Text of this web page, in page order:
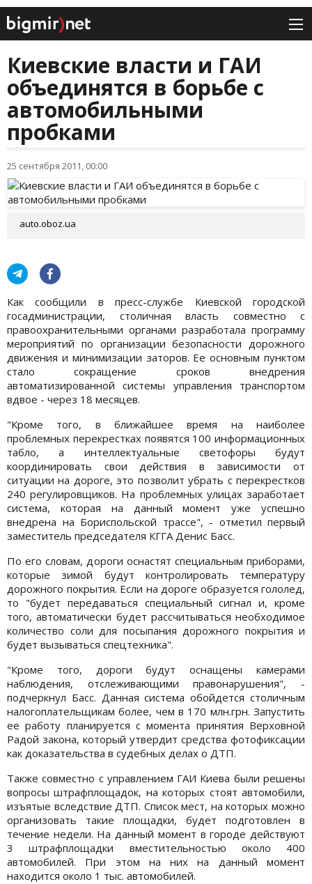
Киевские власти и ГАИ
объединятся в борьбе с
автомобильными
пробками
25 сентября 2011, 00:00
auto.oboz.ua
Как сообщили в пресс-службе Киевской городской
госадминистрации, столичная власть совместно с
правоохранительными органами разработала программу
мероприятий по организации безопасности дорожного
движения и минимизации заторов. Ее основным пунктом
стало сокращение сроков внедрения
автоматизированной системы управления транспортом
вдвое - через 18 месяцев.
"Кроме того, в ближайшее время на наиболее
проблемных перекрестках появятся 100 информационных
табло, а интеллектуальные светофоры будут
координировать свои действия в зависимости от
ситуации на дороге, это позволит убрать с перекрестков
240 регулировщиков. На проблемных улицах заработает
система, которая на данный момент уже успешно
внедрена на Бориспольской трассе", - отметил первый
заместитель председателя КГГА Денис Басс.
По его словам, дороги оснастят специальным приборами,
которые зимой будут контролировать температуру
дорожного покрытия. Если на дороге образуется гололед,
то "будет передаваться специальный сигнал и, кроме
того, автоматически будет рассчитываться необходимое
количество соли для посыпания дорожного покрытия и
будет вызываться спецтехника".
"Кроме того, дороги будут оснащены камерами
наблюдения, отслеживающими правонарушения", -
подчеркнул Басс. Данная система обойдется столичным
налогоплательщикам более, чем в 170 млн.грн. Запустить
ее работу планируется с момента принятия Верховной
Радой закона, который утвердит средства фотофиксации
как доказательства в судебных делах о ДТП.
Также совместно с управлением ГАИ Киева были решены
вопросы штрафплощадок, на которых стоят автомобили,
изъятые вследствие ДТП. Список мест, на которых можно
организовать такие площадки, будет подготовлен в
течение недели. На данный момент в городе действуют
3 штрафплощадки вместительностью около 400
автомобилей. При этом на них на данный момент
находится около 1 тыс. автомобилей.